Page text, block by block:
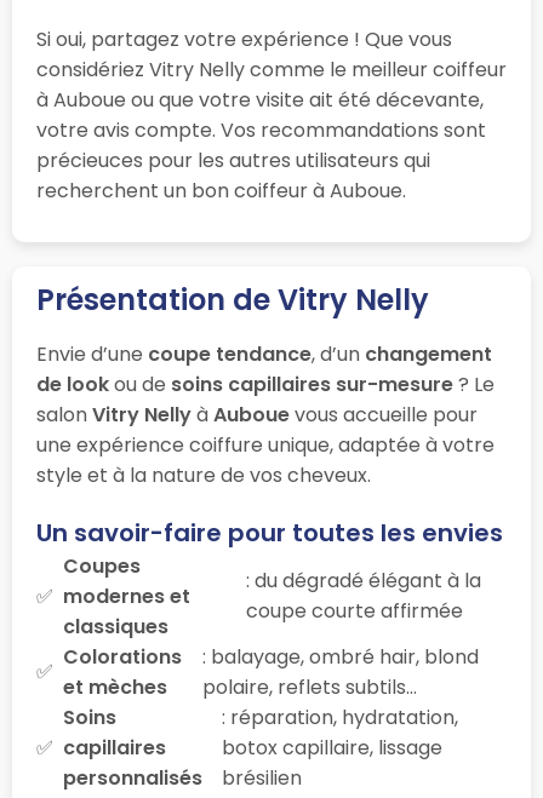
Si oui, partagez votre expérience ! Que vous
considériez Vitry Nelly comme le meilleur coiffeur
à Auboue ou que votre visite ait été décevante,
votre avis compte. Vos recommandations sont
précieuces pour les autres utilisateurs qui
recherchent un bon coiffeur à Auboue.
Présentation de Vitry Nelly
Envie d’une coupe tendance, d’un changement
de lookou de soins capillaires sur-mesure? Le
salonVitry NellyàAubouevous accueille pour
une expérience coiffure unique, adaptée à votre
style et à la nature de vos cheveux.
Un savoir-faire pour toutes les envies
Coupes
modernes et
classiques
: du dégradé élégant à la
coupe courte affirmée
Colorations
et mèches
: balayage, ombré hair, blond
polaire, reflets subtils…
Soins
capillaires
personnalisés
: réparation, hydratation,
botox capillaire, lissage
brésilien